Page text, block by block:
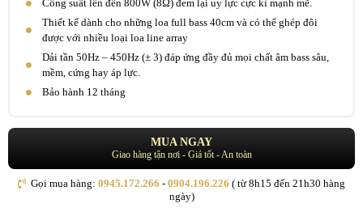
Công suất lên đến 800W (8Ω) đem lại uy lực cực kì mạnh mẽ.
Thiết kế dành cho những loa full bass 40cm và có thể ghép đôi
được với nhiều loại loa line array
Dải tần 50Hz – 450Hz (± 3) đáp ứng đầy đủ mọi chất âm bass sâu,
mềm, cứng hay áp lực.
Bảo hành 12 tháng
MUA NGAY
Giao hàng tận nơi - Giá tốt - An toàn
Gọi mua hàng: 0945.172.266 - 0904.196.226 ( từ 8h15 đến 21h30 hàng
ngày)